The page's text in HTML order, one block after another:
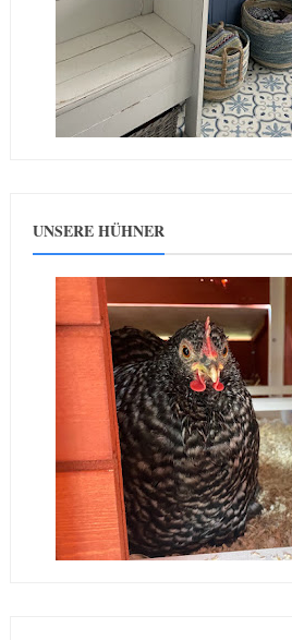
UNSERE HÜHNER